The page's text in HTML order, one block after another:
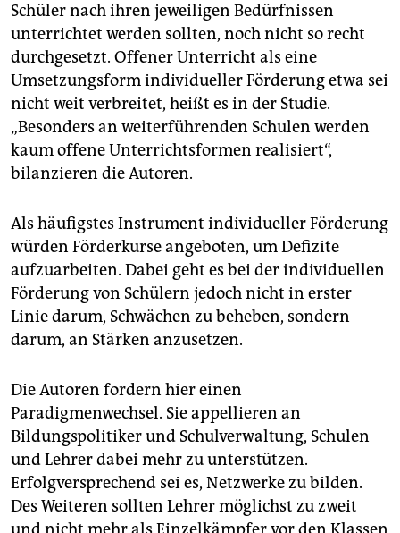
Schüler nach ihren jeweiligen Bedürfnissen
unterrichtet werden sollten, noch nicht so recht
durchgesetzt. Offener Unterricht als eine
Umsetzungsform individueller Förderung etwa sei
nicht weit verbreitet, heißt es in der Studie.
„Besonders an weiterführenden Schulen werden
kaum offene Unterrichtsformen realisiert“,
bilanzieren die Autoren.
Als häufigstes Instrument individueller Förderung
würden Förderkurse angeboten, um Defizite
aufzuarbeiten. Dabei geht es bei der individuellen
Förderung von Schülern jedoch nicht in erster
Linie darum, Schwächen zu beheben, sondern
darum, an Stärken anzusetzen.
Die Autoren fordern hier einen
Paradigmenwechsel. Sie appellieren an
Bildungspolitiker und Schulverwaltung, Schulen
und Lehrer dabei mehr zu unterstützen.
Erfolgversprechend sei es, Netzwerke zu bilden.
Des Weiteren sollten Lehrer möglichst zu zweit